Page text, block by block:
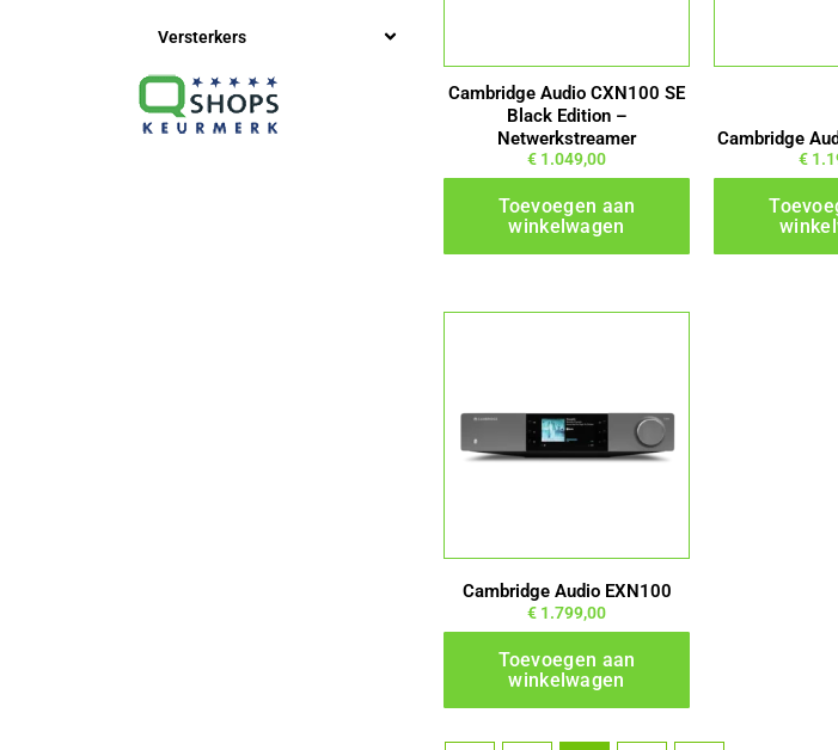
Versterkers
Cambridge Audio CXN100 SE
Black Edition –
Netwerkstreamer
€ 1.049,00
Toevoegen aan
winkelwagen
Cambridge
€
Cambridge Audio EXN100
€ 1.799,00
Toevoegen aan
winkelwagen